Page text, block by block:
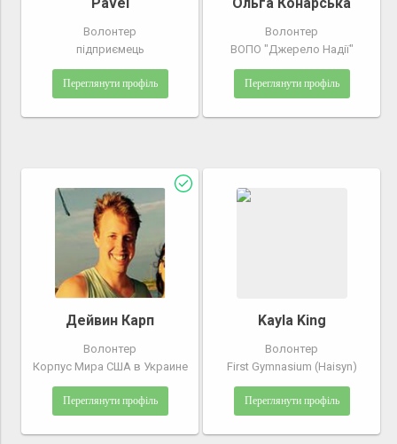
Волонтер
підприємець
Переглянути профіль
Волонтер
ВОПО "Джерело Надії"
Переглянути профіль
Дейвин Карп
Волонтер
Корпус Мира США в Украине
Переглянути профіль
Kayla King
Волонтер
First Gymnasium (Haisyn)
Переглянути профіль